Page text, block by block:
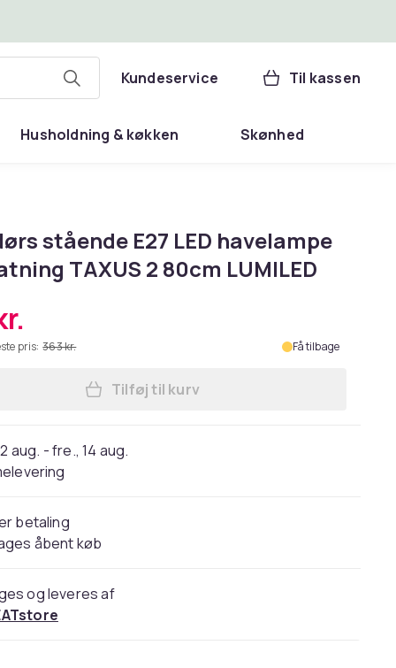
Kundeservice Til kassen
Husholdning & køkken Skønhed
stående E27 LED havelampe
TAXUS 2 80cm LUMILED
pris: 363 kr. Få tilbage
Læg Udendørs stående E27 LED
Tilføj til kurv
aug. - fre., 14 aug.
betaling
åbent køb
og leveres af